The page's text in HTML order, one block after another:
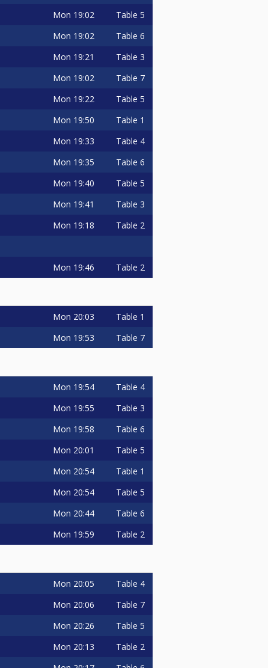
Mon 19:02 Table 5
Mon 19:02 Table 6
Mon 19:21 Table 3
Mon 19:02 Table 7
Mon 19:22 Table 5
Mon 19:50 Table 1
Mon 19:33 Table 4
Mon 19:35 Table 6
Mon 19:40 Table 5
Mon 19:41 Table 3
Mon 19:18 Table 2
Mon 19:46 Table 2
Mon 20:03 Table 1
Mon 19:53 Table 7
Mon 19:54 Table 4
Mon 19:55 Table 3
Mon 19:58 Table 6
Mon 20:01 Table 5
Mon 20:54 Table 1
Mon 20:54 Table 5
Mon 20:44 Table 6
Mon 19:59 Table 2
Mon 20:05 Table 4
Mon 20:06 Table 7
Mon 20:26 Table 5
Mon 20:13 Table 2